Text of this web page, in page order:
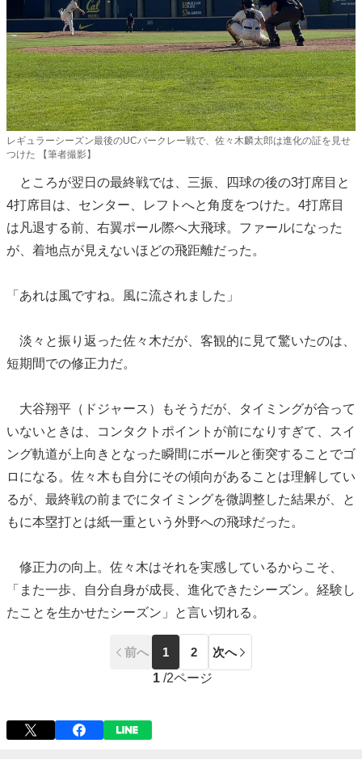
レギュラーシーズン最後のUCバークレー戦で、佐々木麟太郎は進化の証を見せ
つけた 【筆者撮影】
ところが翌日の最終戦では、三振、四球の後の3打席目と
4打席目は、センター、レフトへと角度をつけた。4打席目
は凡退する前、右翼ポール際へ大飛球。ファールになった
が、着地点が見えないほどの飛距離だった。
「あれは風ですね。風に流されました」
淡々と振り返った佐々木だが、客観的に見て驚いたのは、
短期間での修正力だ。
大谷翔平（ドジャース）もそうだが、タイミングが合って
いないときは、コンタクトポイントが前になりすぎて、スイ
ング軌道が上向きとなった瞬間にボールと衝突することでゴ
ロになる。佐々木も自分にその傾向があることは理解してい
るが、最終戦の前までにタイミングを微調整した結果が、と
もに本塁打とは紙一重という外野への飛球だった。
修正力の向上。佐々木はそれを実感しているからこそ、
「また一歩、自分自身が成長、進化できたシーズン。経験し
たことを生かせたシーズン」と言い切れる。
前へ 1 2
次へ
1 /2ページ